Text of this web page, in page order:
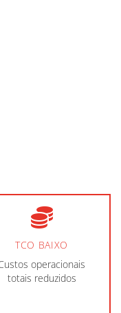
TCO BAIXO
operacionais
totais reduzidos